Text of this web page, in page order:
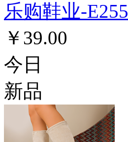
乐购鞋业-E255
￥39.00
今日
新品